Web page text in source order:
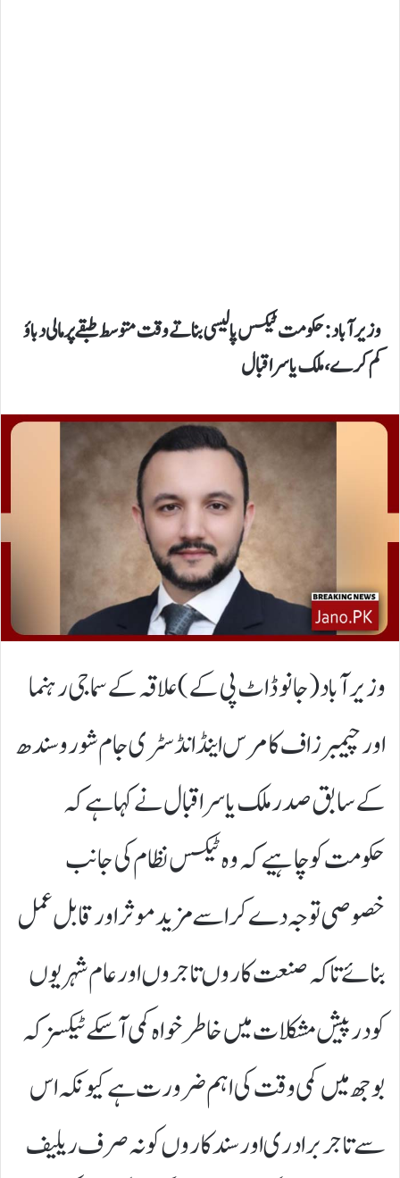
وزیرآباد:حکومت ٹیکس پالیسی بناتے وقت متوسط طبقے پر مالی دباؤ
کم کرے،ملک یاسر اقبال
وزیر آباد (جانوڈاٹ پی کے)علاقہ کے سماجی رہنما
اور چیمبرز اف کامرس اینڈ انڈسٹری جام شورو سندھ
کے سابق صدر ملک یاسر اقبال نے کہا ہے کہ
حکومت کو چاہیے کہ وہ ٹیکس نظام کی جانب
خصوصی توجہ دے کر اسے مزید موثر اور قابل عمل
بنائے تاکہ صنعت کاروں تاجروں اور عام شہریوں
کو درپیش مشکلات میں خاطر خواہ کمی آسکے ٹیکسز کہ
بوجھ میں کمی وقت کی اہم ضرورت ہے کیونکہ اس
سے تاجر برادری اور سند کاروں کو نہ صرف ریلیف